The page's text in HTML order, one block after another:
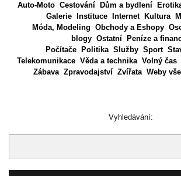
Auto-Moto Cestování Dům a bydlení
Galerie
Instituce Internet Kultura
Móda, Modeling Obchody a Eshopy
blogy Ostatní
Peníze a
Počítače
Politika Služby Sport
Telekomunikace Věda a technika Volný čas
Zábava Zpravodajství Zvířata Weby
Vyhledávání: